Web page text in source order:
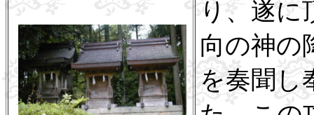
り、遂に
向の神の
を奏聞し